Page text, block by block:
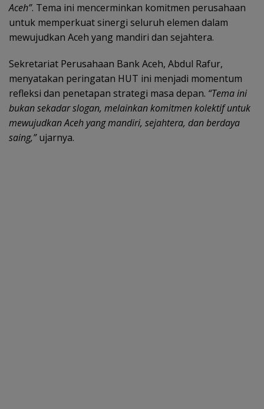
Aceh”. Tema ini mencerminkan komitmen perusahaan
untuk memperkuat sinergi seluruh elemen dalam
mewujudkan Aceh yang mandiri dan sejahtera.
Sekretariat Perusahaan Bank Aceh, Abdul Rafur,
menyatakan peringatan HUT ini menjadi momentum
refleksi dan penetapan strategi masa depan. “Tema ini
bukan sekadar slogan, melainkan komitmen kolektif untuk
mewujudkan Aceh yang mandiri, sejahtera, dan berdaya
saing,”ujarnya.